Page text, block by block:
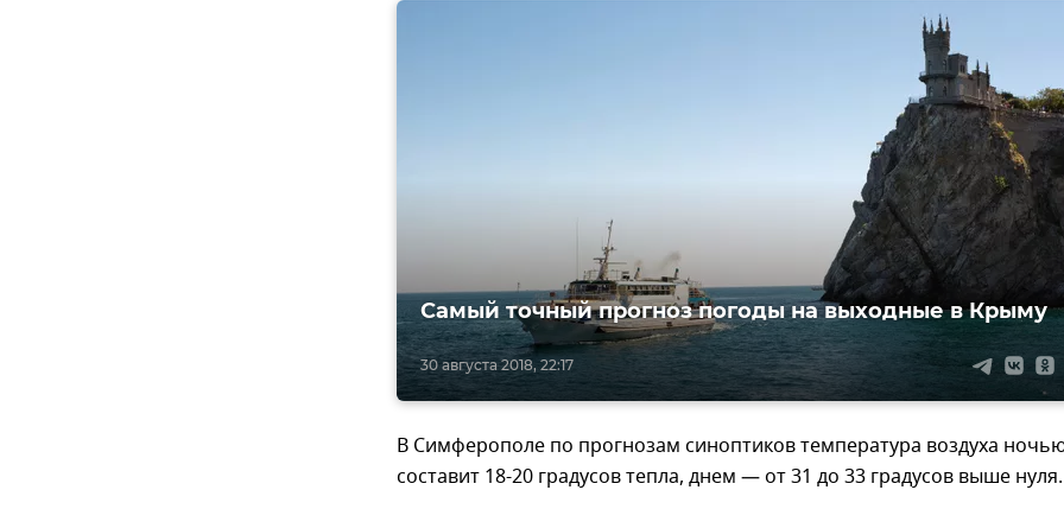
30 августа 2018, 22:17
Самый точный прогноз погоды на выходные в Крыму
В Симферополе по прогнозам синоптиков температура воздуха
составит 18-20 градусов тепла, днем — от 31 до 33 градусов выше нуля.